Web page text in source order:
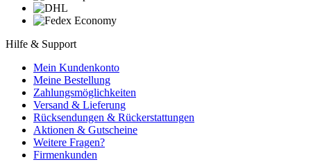
Hilfe & Support
Mein Kundenkonto
Meine Bestellung
Zahlungsmöglichkeiten
Versand & Lieferung
Rücksendungen & Rückerstattungen
Aktionen & Gutscheine
Weitere Fragen?
Firmenkunden